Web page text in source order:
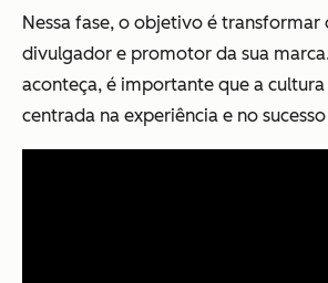
Nessa fase, o objetivo é transformar
divulgador e promotor da sua
aconteça, é importante que a
centrada na experiência e no